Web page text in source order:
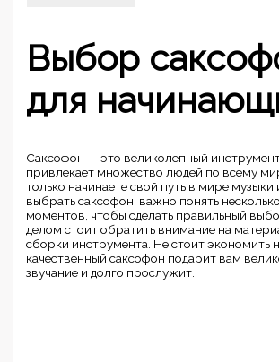
Выбор
для
Саксофон — это великолепный
привлекает множество людей по всему
только начинаете свой путь в мире музыки
выбрать саксофон, важно понять
моментов, чтобы сделать правильный
делом стоит обратить внимание на
сборки инструмента. Не стоит экономить
качественный саксофон подарит вам
звучание и долго прослужит.